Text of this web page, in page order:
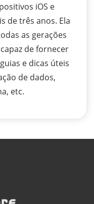
iOS e
de três anos. Ela
as gerações
de fornecer
e dicas úteis
de dados,
etc.